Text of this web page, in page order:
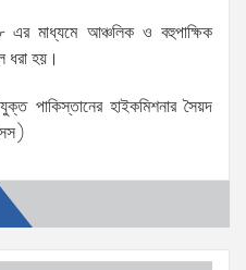
মাধ্যমে আঞ্চলিক ও বহুপাক্ষিক
ধরা হয়।
পাকিস্তানের হাইকমিশনার সৈয়দ